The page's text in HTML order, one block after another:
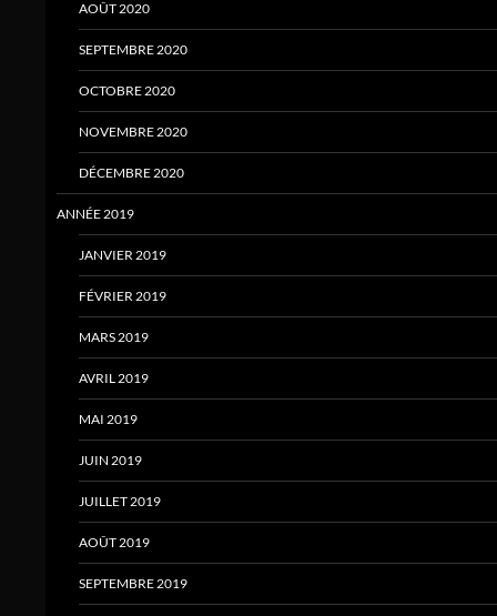
AOÛT 2020
SEPTEMBRE 2020
OCTOBRE 2020
NOVEMBRE 2020
DÉCEMBRE 2020
ANNÉE 2019
JANVIER 2019
FÉVRIER 2019
MARS 2019
AVRIL 2019
MAI 2019
JUIN 2019
JUILLET 2019
AOÛT 2019
SEPTEMBRE 2019